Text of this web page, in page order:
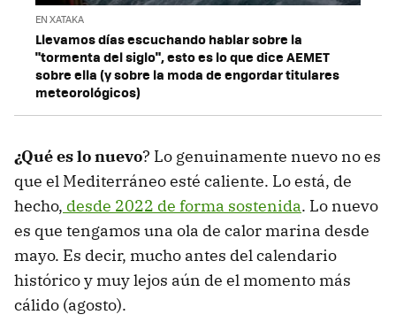
EN XATAKA
Llevamos días escuchando hablar sobre la
"tormenta del siglo", esto es lo que dice AEMET
sobre ella (y sobre la moda de engordar titulares
meteorológicos)
¿Qué es lo nuevo? Lo genuinamente nuevo no es
que el Mediterráneo esté caliente. Lo está, de
hecho, desde 2022 de forma sostenida. Lo nuevo
es que tengamos una ola de calor marina desde
mayo. Es decir, mucho antes del calendario
histórico y muy lejos aún de el momento más
cálido (agosto).